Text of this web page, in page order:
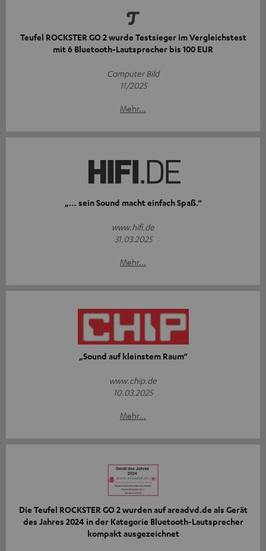
Teufel ROCKSTER GO 2 wurde Testsieger im Vergleichstest
mit 6 Bluetooth-Lautsprecher bis 100 EUR
Computer Bild
11/2025
Mehr...
„… sein Sound macht einfach Spaß.“
www.hifi.de
31.03.2025
Mehr...
„Sound auf kleinstem Raum“
www.chip.de
10.03.2025
Mehr...
Die Teufel ROCKSTER GO 2 wurden auf areadvd.de als Gerät
des Jahres 2024 in der Kategorie Bluetooth-Lautsprecher
kompakt ausgezeichnet